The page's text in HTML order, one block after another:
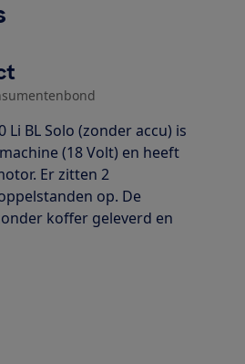
Li BL Solo (zonder accu) is
(18 Volt) en heeft
Er zitten 2
op. De
koffer geleverd en